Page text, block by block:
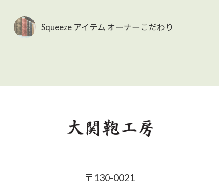
Squeeze アイテム オーナーこだわり
〒130-0021